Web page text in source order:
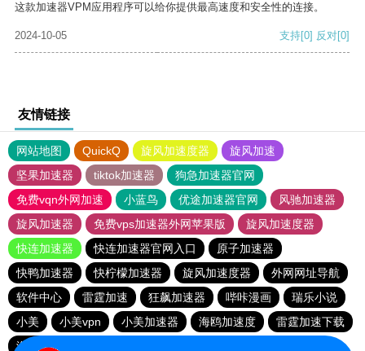
这款加速器VPM应用程序可以给你提供最高速度和安全性的连接。
2024-10-05 支持[0] 反对[0]
友情链接
网站地图 QuickQ 旋风加速度器
旋风加速
坚果加速器
tiktok加速器
狗急加速器官网
免费vqn外网加速
小蓝鸟 优途加速器官网
风驰加速器
旋风加速器
免费vps加速器外网苹果版
旋风加速度器
快连加速器
快连加速器官网入口
原子加速器
快鸭加速器
快柠檬加速器 旋风加速度器
外网网址导航
软件中心
雷霆加速 狂飙加速器 哔咔漫画
瑞乐小说
小美
小美vpn 小美加速器 海鸥加速度
雷霆加速下载
海鸥加速器下载